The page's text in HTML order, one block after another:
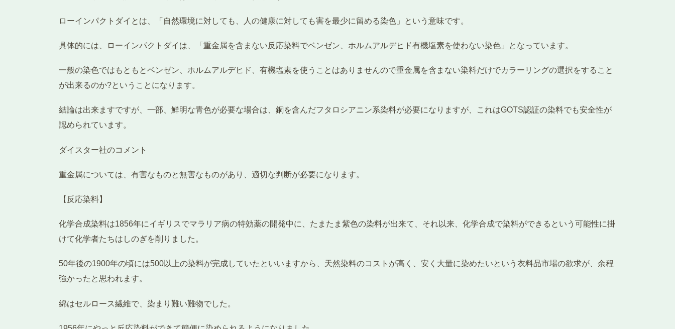
ローインパクトダイとは、「自然環境に対しても、人の健康に対しても害を最少に留める染色」という意味です。
具体的には、ローインパクトダイは、「重金属を含まない反応染料でベンゼン、ホルムアルデヒド有機塩素を使わない染色」となっています。
一般の染色ではもともとベンゼン、ホルムアルデヒド、有機塩素を使うことはありませんので重金属を含まない染料だけでカラーリングの選択をすること
が出来るのか?ということになります。
結論は出来ますですが、一部、鮮明な青色が必要な場合は、銅を含んだフタロシアニン系染料が必要になりますが、これはGOTS認証の染料でも安全性が
認められています。
ダイスター社のコメント
重金属については、有害なものと無害なものがあり、適切な判断が必要になります。
【反応染料】
化学合成染料は1856年にイギリスでマラリア病の特効薬の開発中に、たまたま紫色の染料が出来て、それ以来、化学合成で染料ができるという可能性に掛
けて化学者たちはしのぎを削りました。
50年後の1900年の頃には500以上の染料が完成していたといいますから、天然染料のコストが高く、安く大量に染めたいという衣料品市場の欲求が、余程
強かったと思われます。
綿はセルロース繊維で、染まり難い難物でした。